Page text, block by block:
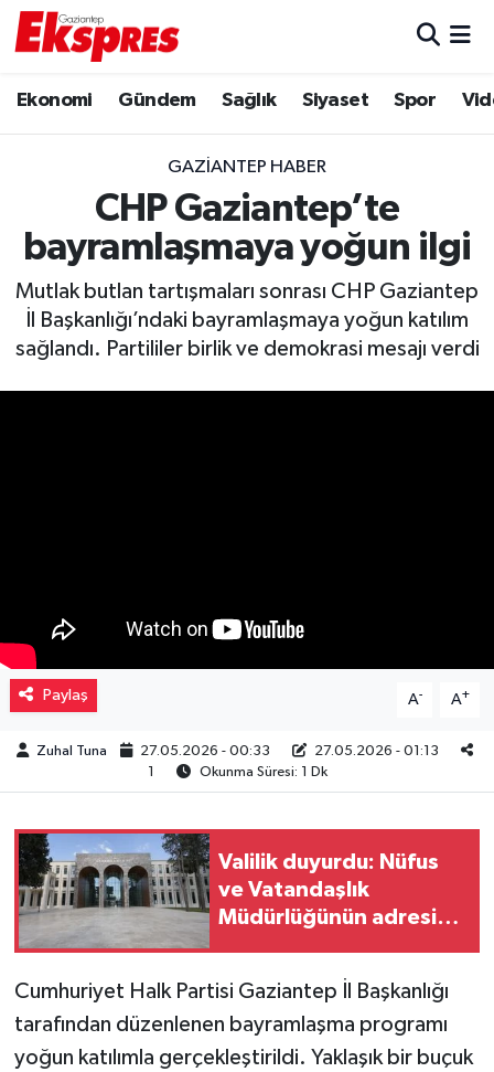
Ekonomi Gündem Sağlık Siyaset Spor
GAZIANTEP HABER
CHP Gaziantep’te
bayramlaşmaya yoğun ilgi
Mutlak butlan tartışmaları sonrası CHP Gaziantep
İl Başkanlığı’ndaki bayramlaşmaya yoğun katılım
sağlandı. Partililer birlik ve demokrasi mesajı verdi
Paylaş A- A+
Zuhal Tuna 27.05.2026 - 00:33
27.05.2026 - 01:13
1
Okunma Süresi: 1 Dk
Valilik duyurdu: Nüfus
ve Vatandaşlık
Müdürlüğünün adresi
Cumhuriyet Halk Partisi Gaziantep İl Başkanlığı
tarafından düzenlenen bayramlaşma programı
yoğun katılımla gerçekleştirildi. Yaklaşık bir buçuk
Ekonomi
Gaziantep son dakika
Genel
Gündem
Resmi İlanlar
Sağlık
Sinemalar
Spor
Teknoloji
Türkiye
Trafik Durumu
Puan Durumu ve Fikstür
Tüm Manşetler
Son Dakika Haberleri